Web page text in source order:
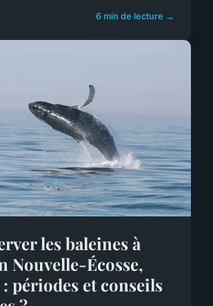
6 min de lecture →
les baleines à
Nouvelle-Écosse,
: périodes et conseils